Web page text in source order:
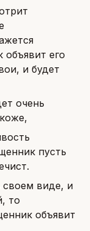
его
и будет
очень
пусть
своем виде, и
то
объявит